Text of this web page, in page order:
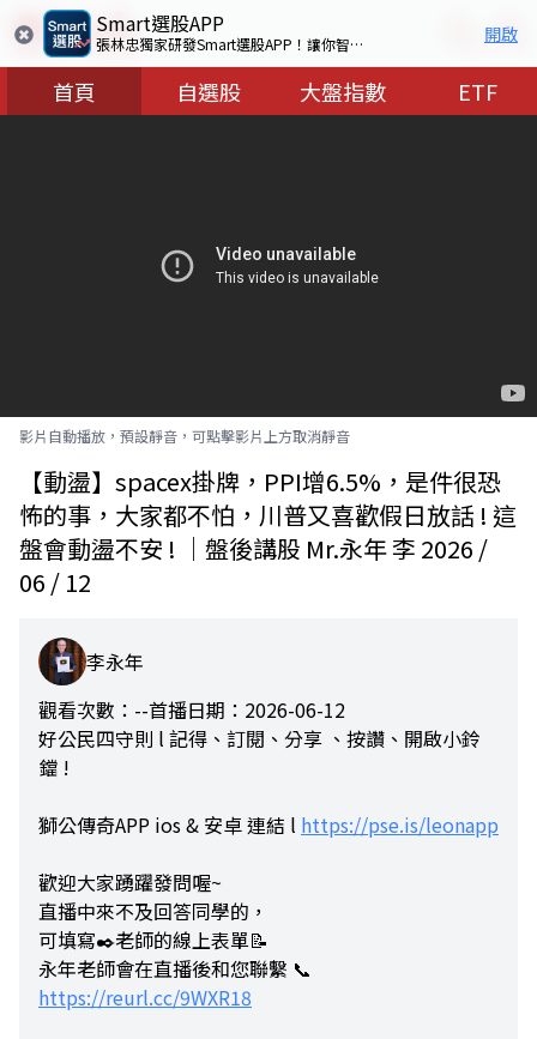
Smart選股APP
張林忠獨家研發Smart選股APP！讓你智慧看盤選出好股票 開啟
首頁 自選股 大盤指數 ETF
影片自動播放，預設靜音，可點擊影片上方取消靜音
【動盪】spacex掛牌，PPI增6.5%，是件很恐
怖的事，大家都不怕，川普又喜歡假日放話 ! 這
盤會動盪不安 ! ｜盤後講股 Mr.永年 李 2026 /
06 / 12
李永年
觀看次數：--首播日期：2026-06-12
好公民四守則 l 記得、訂閱、分享 、按讚、開啟小鈴
鐺 !
獅公傳奇APP ios & 安卓 連結 l https://pse.is/leonapp
歡迎大家踴躍發問喔~
直播中來不及回答同學的，
可填寫✒️老師的線上表單📝
永年老師會在直播後和您聯繫 📞
https://reurl.cc/9WXR18